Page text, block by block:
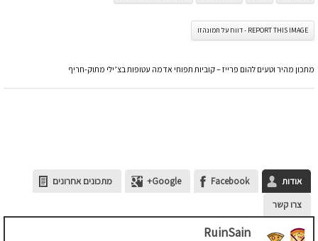
REPORT THIS IMAGE - דווח על תמונה זו
מתכון מהיר וטעים להום פרייז – קוביות תפוחי אדמה עטופות בצ’ילי מתוק-חריף
אודות Facebook
Google+
מתכונים אחרונים
צרו קשר
RuinSain